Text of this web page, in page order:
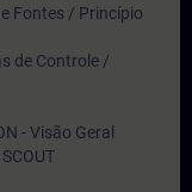
Fontes / Princípio
de Controle /
- Visão Geral